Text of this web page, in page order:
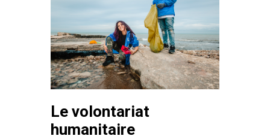
Le volontariat
humanitaire